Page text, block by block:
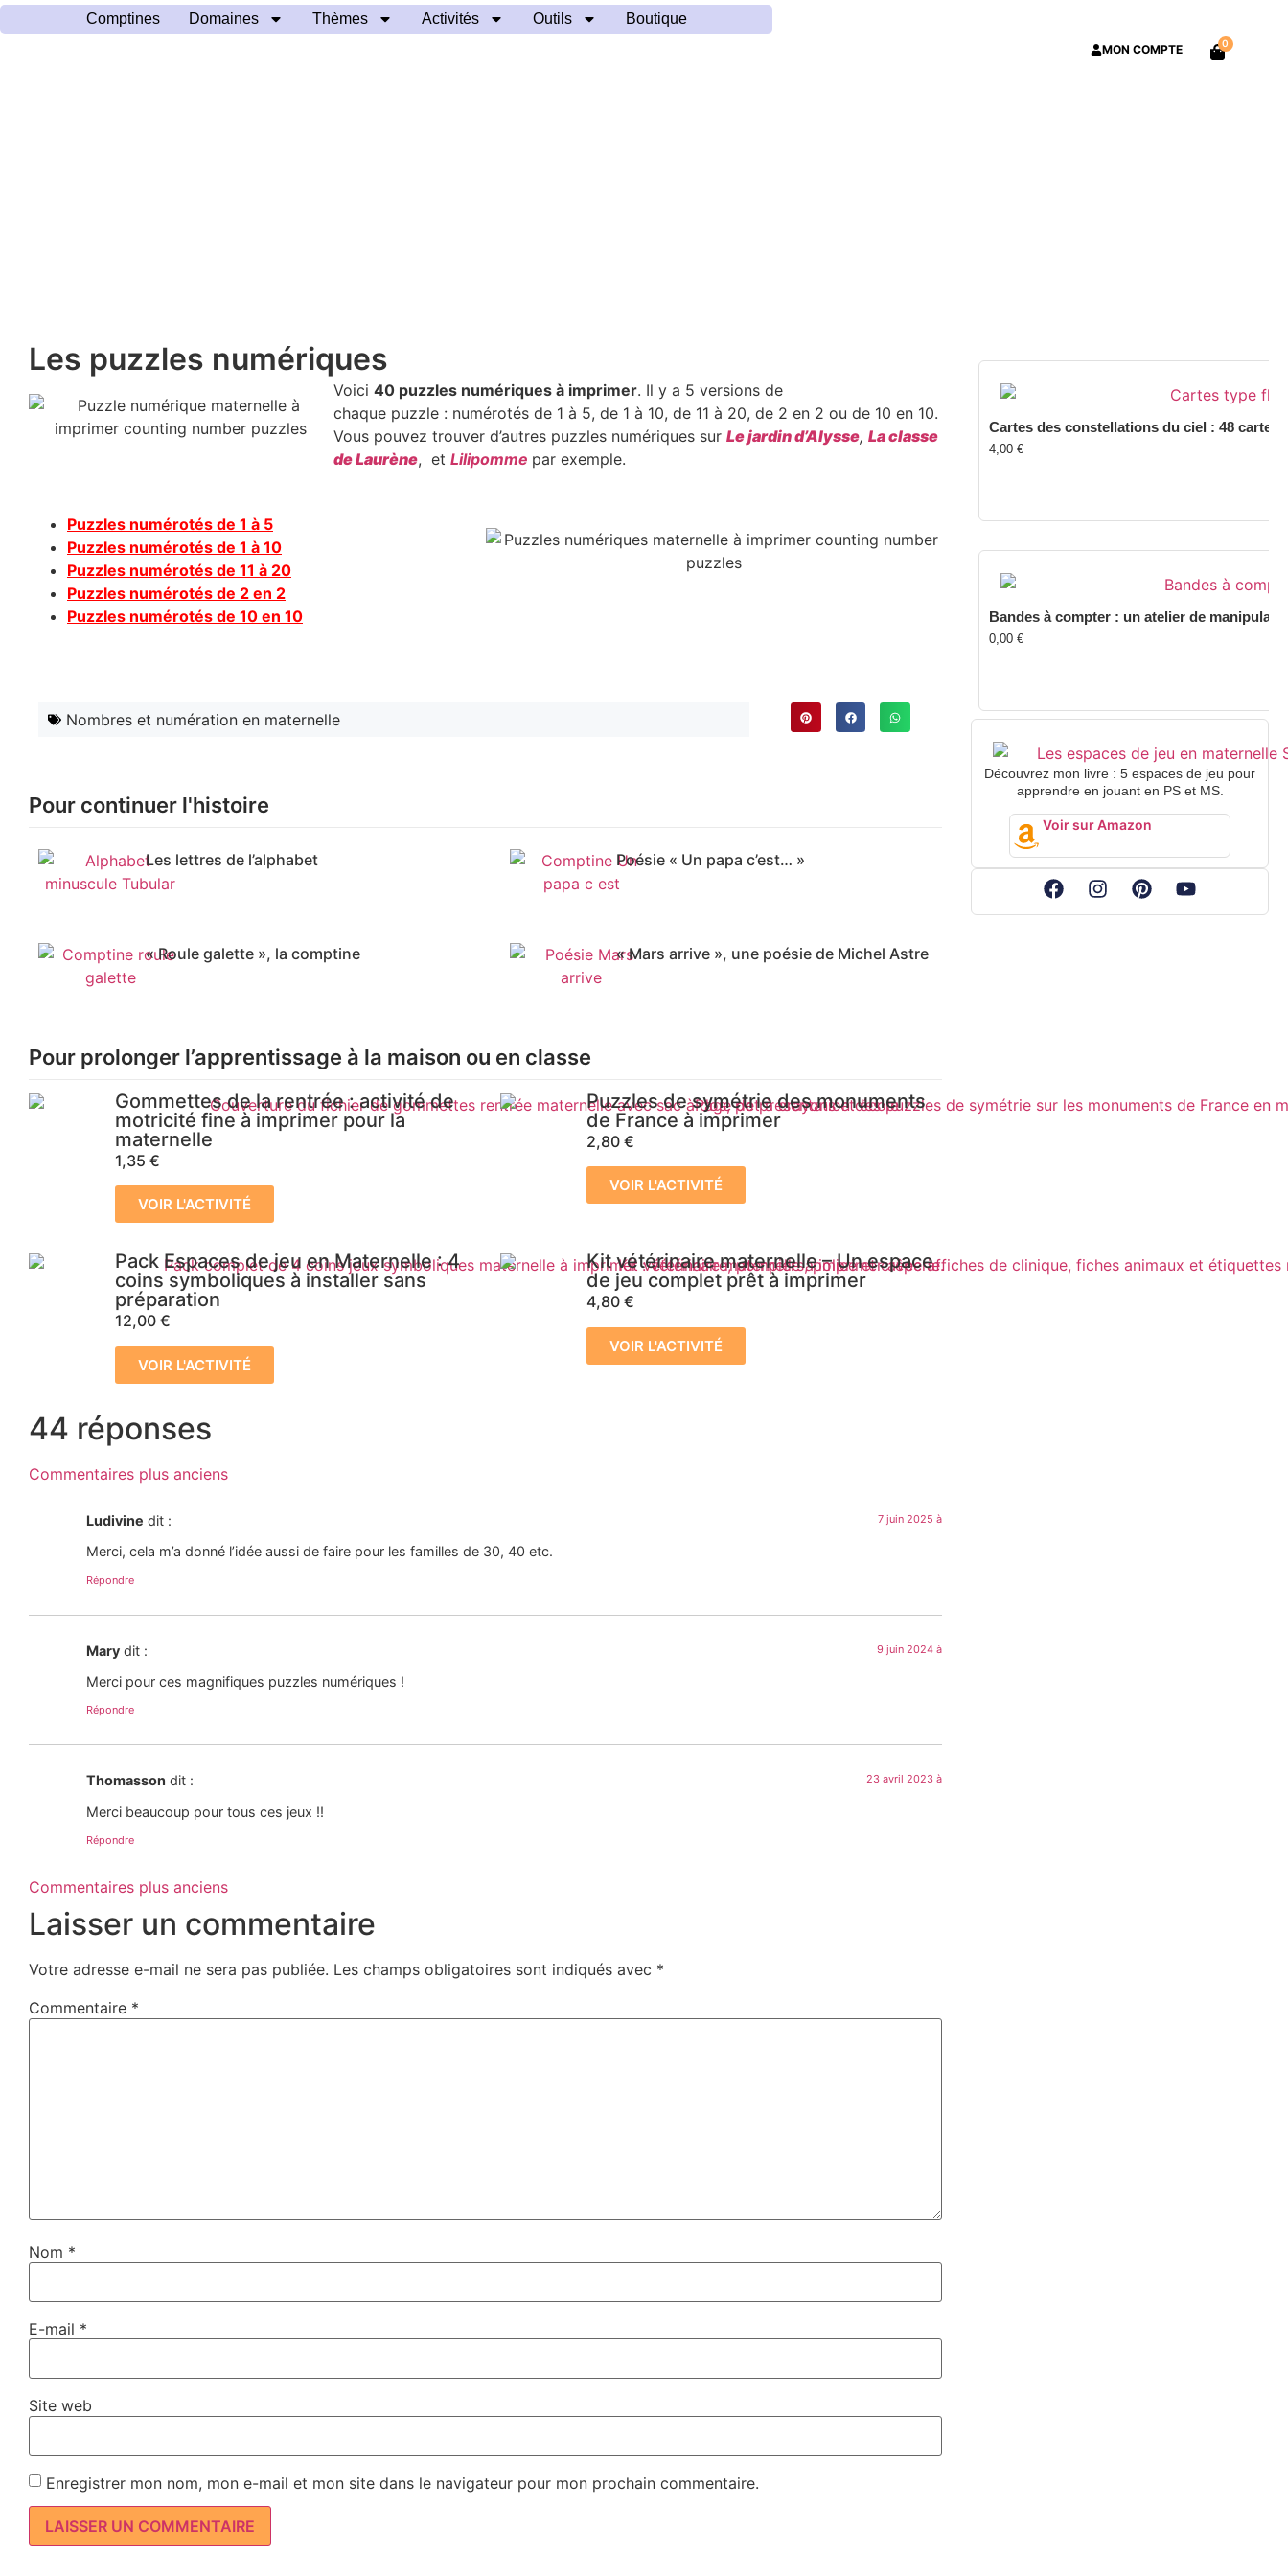
MON COMPTE 0
Comptines Domaines Thèmes Activités Outils Boutique
Les puzzles numériques
Voici 40 puzzles numériques à imprimer. Il y a 5 versions de
chaque puzzle : numérotés de 1 à 5, de 1 à 10, de 11 à 20, de 2 en 2 ou de 10 en 10.
Vous pouvez trouver d’autres puzzles numériques sur Le jardin d’Alysse, La classe
de Laurène, et Lilipomme par exemple.
Puzzles numérotés de 1 à 5
Puzzles numérotés de 1 à 10
Puzzles numérotés de 11 à 20
Puzzles numérotés de 2 en 2
Puzzles numérotés de 10 en 10
Nombres et numération en maternelle
Pour continuer l'histoire
Les lettres de l’alphabet Poésie « Un papa c’est… »
« Roule galette », la comptine « Mars arrive », une poésie de Michel Astre
Pour prolonger l’apprentissage à la maison ou en classe
Gommettes de la rentrée : activité de
motricité fine à imprimer pour la
maternelle
1,35 €
VOIR L'ACTIVITÉ
Puzzles de symétrie des monuments
de France à imprimer
2,80 €
VOIR L'ACTIVITÉ
Pack Espaces de jeu en Maternelle : 4
coins symboliques à installer sans
préparation
12,00 €
VOIR L'ACTIVITÉ
Kit vétérinaire maternelle – Un espace
de jeu complet prêt à imprimer
4,80 €
VOIR L'ACTIVITÉ
44 réponses
Commentaires plus anciens
Ludivine dit : 7 juin 2025 à
Merci, cela m’a donné l’idée aussi de faire pour les familles de 30, 40 etc.
Répondre
Mary dit : 9 juin 2024 à
Merci pour ces magnifiques puzzles numériques !
Répondre
Thomasson dit : 23 avril 2023 à
Merci beaucoup pour tous ces jeux !!
Répondre
Commentaires plus anciens
Laisser un commentaire
Votre adresse e-mail ne sera pas publiée. Les champs obligatoires sont indiqués avec *
Commentaire *
Nom *
E-mail *
Site web
Enregistrer mon nom, mon e-mail et mon site dans le navigateur pour mon prochain commentaire.
Cartes des constellations du ciel : 48 cartes
4,00 €
Bandes à compter : un atelier de
0,00 €
Découvrez mon livre : 5 espaces de jeu pour
apprendre en jouant en PS et MS.
Voir sur Amazon